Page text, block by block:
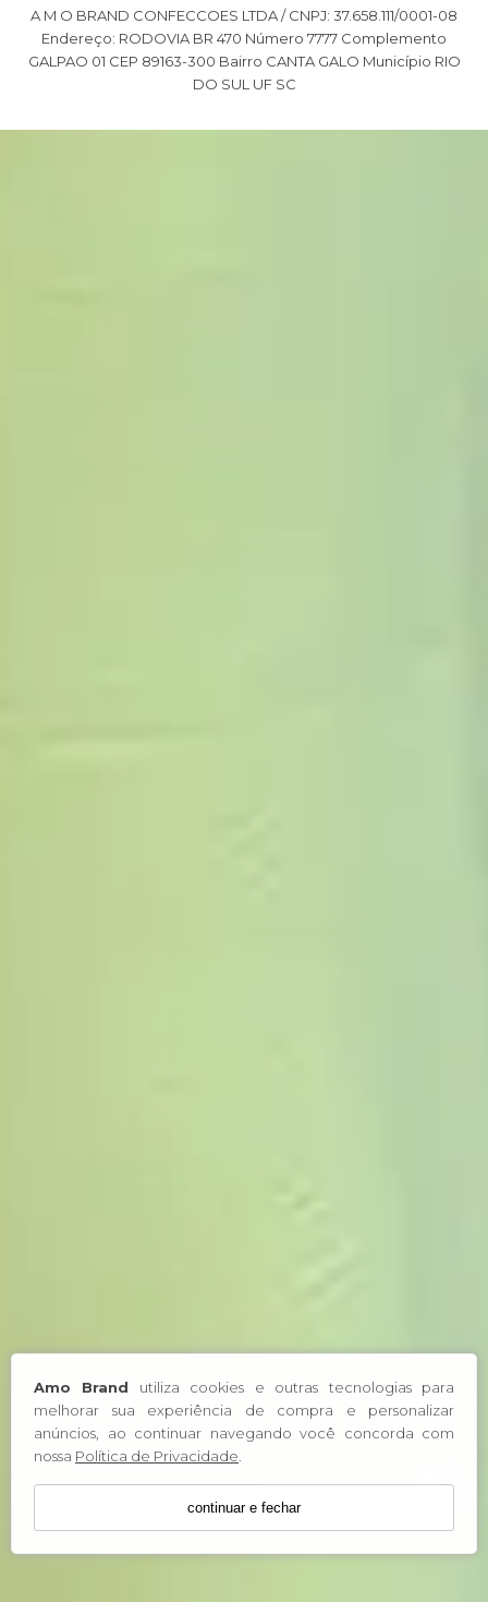
Amo Brand utiliza cookies e outras tecnologias para
melhorar sua experiência de compra e personalizar
anúncios, ao continuar navegando você concorda com
nossa Política de Privacidade
continuar e fechar
A M O BRAND CONFECCOES LTDA / CNPJ: 37.658.111/0001-08
Endereço: RODOVIA BR 470 Número 7777 Complemento
GALPAO 01 CEP 89163-300 Bairro CANTA GALO Município RIO
DO SUL UF SC